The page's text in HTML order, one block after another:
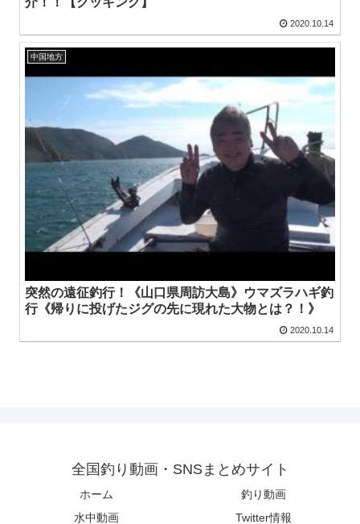
2020.10.14
中国地方
突然の遠征釣行！《山口県周訪大島》ウマズラハギ釣
行《帰りに投げたジグの先に現れた大物とは？！》
2020.10.14
全国釣り動画・SNSまとめサイト
ホーム
釣り動画
水中動画
Twitter情報